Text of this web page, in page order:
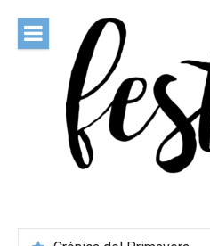
contenido